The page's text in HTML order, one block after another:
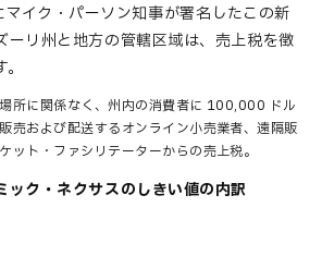
イク・パーソン知事が署名したこの新
ーリ州と地方の管轄区域は、売上税を徴
所に関係なく、州内の消費者に 100,000 ドル
売および配送するオンライン小売業者、遠隔販
ット・ファシリテーターからの売上税。
ック・ネクサスのしきい値の内訳